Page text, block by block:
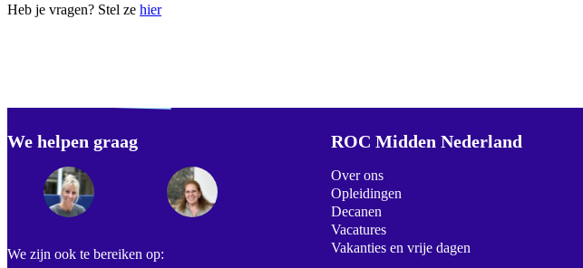
Heb je vragen? Stel ze hier
We helpen graag
We zijn ook te bereiken op:
ROC Midden Nederland
Over ons
Opleidingen
Decanen
Vacatures
Vakanties en vrije dagen
Footer